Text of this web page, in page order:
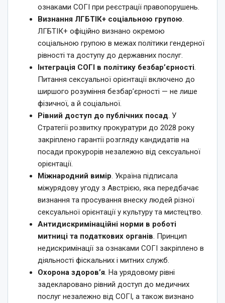
ознаками СОГІ при реєстрації правопорушень.
Визнання ЛГБТІК+ соціальною групою.
ЛГБТІК+ офіційно визнано окремою
соціальною групою в межах політики гендерної
рівності та доступу до державних послуг.
Інтеграція СОГІ в політику безбар’єрності.
Питання сексуальної орієнтації включено до
ширшого розуміння безбар’єрності — не лише
фізичної, а й соціальної.
Рівний доступ до публічних посад. У
Стратегії розвитку прокуратури до 2028 року
закріплено гарантії розгляду кандидатів на
посади прокурорів незалежно від сексуальної
орієнтації.
Міжнародний вимір. Україна підписала
міжурядову угоду з Австрією, яка передбачає
визнання та просування внеску людей різної
сексуальної орієнтації у культуру та мистецтво.
Антидискримінаційні норми в роботі
митниці та податкових органів. Принцип
недискримінації за ознаками СОГІ закріплено в
діяльності фіскальних і митних служб.
Охорона здоров’я. На урядовому рівні
задекларовано рівний доступ до медичних
послуг незалежно від СОГІ, а також визнано